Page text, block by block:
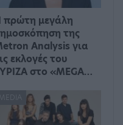
πρώτη μεγάλη
της
Analysis για
εκλογές του
στο «MEGA…
MEDIA